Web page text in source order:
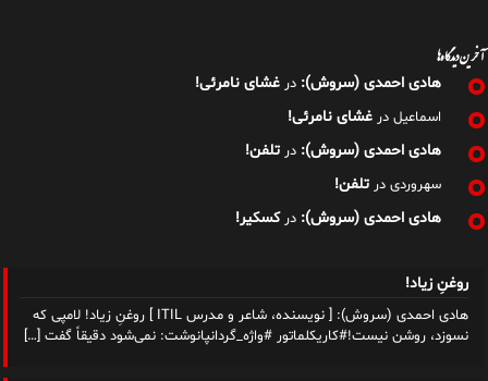
آخرین دیدگاه‌ها
هادی احمدی (سروش): در غشای نامرئی!
اسماعیل در غشای نامرئی!
هادی احمدی (سروش): در تلفن!
سهروردی در تلفن!
هادی احمدی (سروش): درکسکیر!
روغنِ زیاد!
هادی احمدی (سروش): [ نویسنده، شاعر و مدرس ITIL ] روغنِ زیاد! لامپی که
نسوزد، روشن نیست!#کاریکلماتور #واژه_گردانپانوشت: نمی‌شود دقیقاً گفت […]